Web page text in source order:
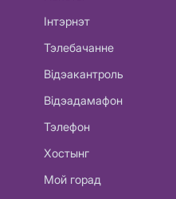
Інтэрнэт
Тэлебачанне
Відэакантроль
Відэадамафон
Тэлефон
Хостынг
Мой горад